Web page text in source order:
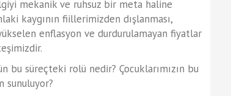
mekanik ve ruhsuz bir meta haline
kaygının fiillerimizden dışlanması,
enflasyon ve durdurulamayan fiyatlar
süreçteki rolü nedir? Çocuklarımızın bu
sunuluyor?